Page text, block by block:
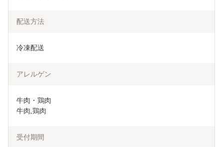
配送方法
冷凍配送
アレルゲン
牛肉・鶏肉
牛肉,鶏肉
受付期間